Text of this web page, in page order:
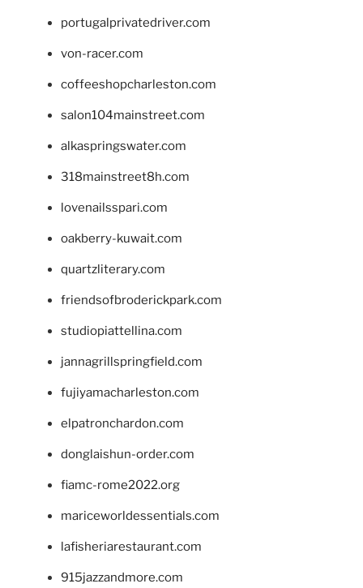
portugalprivatedriver.com
von-racer.com
coffeeshopcharleston.com
salon104mainstreet.com
alkaspringswater.com
318mainstreet8h.com
lovenailsspari.com
oakberry-kuwait.com
quartzliterary.com
friendsofbroderickpark.com
studiopiattellina.com
jannagrillspringfield.com
fujiyamacharleston.com
elpatronchardon.com
donglaishun-order.com
fiamc-rome2022.org
mariceworldessentials.com
lafisheriarestaurant.com
915jazzandmore.com